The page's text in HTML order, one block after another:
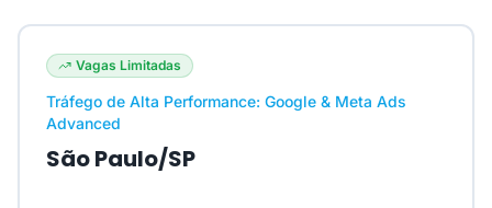
Vagas Limitadas
Tráfego de Alta Performance: Google & Meta Ads
Advanced
São Paulo/SP